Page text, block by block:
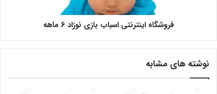
فروشگاه اینترنتی اسباب بازی نوزاد 6 ماهه
نوشته های مشابه